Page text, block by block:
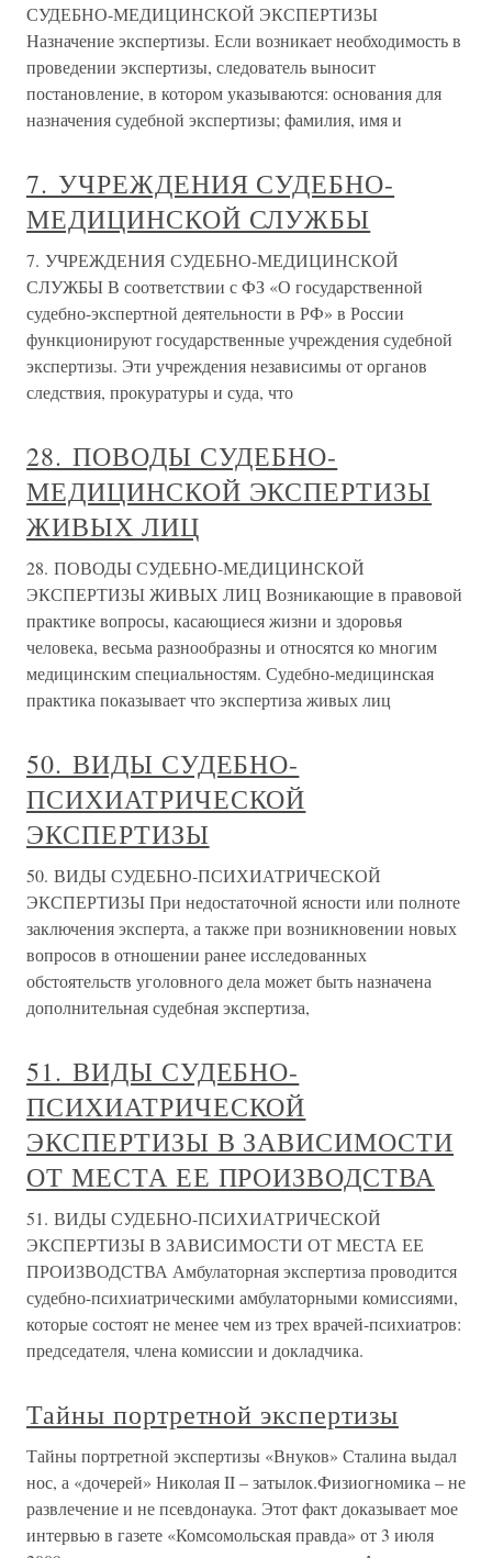
СУДЕБНО-МЕДИЦИНСКОЙ ЭКСПЕРТИЗЫ
Назначение экспертизы. Если возникает необходимость в
проведении экспертизы, следователь выносит
постановление, в котором указываются: основания для
назначения судебной экспертизы; фамилия, имя и
7. УЧРЕЖДЕНИЯ СУДЕБНО-
МЕДИЦИНСКОЙ СЛУЖБЫ
7. УЧРЕЖДЕНИЯ СУДЕБНО-МЕДИЦИНСКОЙ
СЛУЖБЫ В соответствии с ФЗ «О государственной
судебно-экспертной деятельности в РФ» в России
функционируют государственные учреждения судебной
экспертизы. Эти учреждения независимы от органов
следствия, прокуратуры и суда, что
28. ПОВОДЫ СУДЕБНО-
МЕДИЦИНСКОЙ ЭКСПЕРТИЗЫ
ЖИВЫХ ЛИЦ
28. ПОВОДЫ СУДЕБНО-МЕДИЦИНСКОЙ
ЭКСПЕРТИЗЫ ЖИВЫХ ЛИЦ Возникающие в правовой
практике вопросы, касающиеся жизни и здоровья
человека, весьма разнообразны и относятся ко многим
медицинским специальностям. Судебно-медицинская
практика показывает что экспертиза живых лиц
50. ВИДЫ СУДЕБНО-
ПСИХИАТРИЧЕСКОЙ
ЭКСПЕРТИЗЫ
50. ВИДЫ СУДЕБНО-ПСИХИАТРИЧЕСКОЙ
ЭКСПЕРТИЗЫ При недостаточной ясности или полноте
заключения эксперта, а также при возникновении новых
вопросов в отношении ранее исследованных
обстоятельств уголовного дела может быть назначена
дополнительная судебная экспертиза,
51. ВИДЫ СУДЕБНО-
ПСИХИАТРИЧЕСКОЙ
ЭКСПЕРТИЗЫ В ЗАВИСИМОСТИ
ОТ МЕСТА ЕЕ ПРОИЗВОДСТВА
51. ВИДЫ СУДЕБНО-ПСИХИАТРИЧЕСКОЙ
ЭКСПЕРТИЗЫ В ЗАВИСИМОСТИ ОТ МЕСТА ЕЕ
ПРОИЗВОДСТВА Амбулаторная экспертиза проводится
судебно-психиатрическими амбулаторными комиссиями,
которые состоят не менее чем из трех врачей-психиатров:
председателя, члена комиссии и докладчика.
Тайны портретной экспертизы
Тайны портретной экспертизы «Внуков» Сталина выдал
нос, а «дочерей» Николая II – затылок.Физиогномика – не
развлечение и не псевдонаука. Этот факт доказывает мое
интервью в газете «Комсомольская правда» от 3 июля